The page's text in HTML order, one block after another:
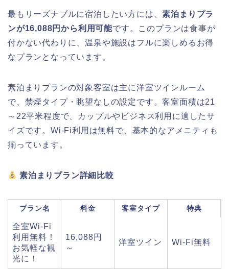
最もリーズナブルに宿泊したい方には、素泊まりプラ
ンが16,088円から利用可能です。このプランは食事が
付かない代わりに、温泉や施設はフルに楽しめるお得
なプランとなっています。
素泊まりプランの対象客室は主に洋室ツインルーム
で、禁煙タイプ・眺望なしの設定です。客室面積は21
～22平米程度で、カップルやビジネス利用に適したサ
イズです。Wi-Fi利用は無料で、基本的なアメニティも
揃っています。
素泊まりプラン詳細比較
プラン名 料金 客室タイプ 特典
全室Wi-Fi
利用無料！
お気軽な観
光に！
16,088円
～
洋室ツイン Wi-Fi無料